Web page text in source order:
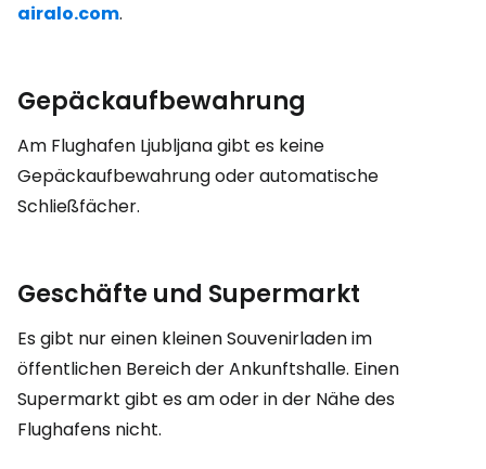
airalo.com.
Gepäckaufbewahrung
Am Flughafen Ljubljana gibt es keine
Gepäckaufbewahrung oder automatische
Schließfächer.
Geschäfte und Supermarkt
Es gibt nur einen kleinen Souvenirladen im
öffentlichen Bereich der Ankunftshalle. Einen
Supermarkt gibt es am oder in der Nähe des
Flughafens nicht.